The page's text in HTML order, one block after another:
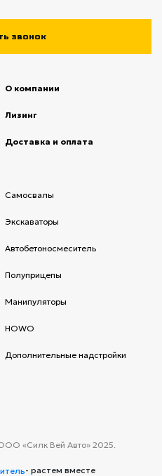
звонок
О компании
Лизинг(current)
Доставка и оплата
Cамосвалы
Экскаваторы
Автобетоносмеситель
Полуприцепы
Манипуляторы
HOWO
Дополнительные надстройки
«Силк Вей Авто» 2025.
- растем вместе